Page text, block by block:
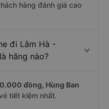
hàng đánh giá cao
đi Lâm Hà -
hãng nào?
đồng, Hùng Ban
tiết kiệm nhất.